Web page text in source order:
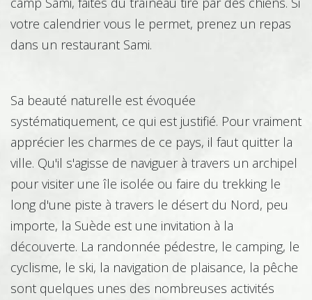
Histoire – Culture
Horticulture
Hôtellerie - Restauration
votre calendrier vous le permet, prenez un repas
dans un restaurant Sami.
Sa beauté naturelle est évoquée
systématiquement, ce qui est justifié. Pour vraiment
apprécier les charmes de ce pays, il faut quitter la
ville. Qu'il s'agisse de naviguer à travers un archipel
pour visiter une île isolée ou faire du trekking le
long d'une piste à travers le désert du Nord, peu
importe, la Suède est une invitation à la
découverte. La randonnée pédestre, le camping, le
cyclisme, le ski, la navigation de plaisance, la pêche
sont quelques unes des nombreuses activités